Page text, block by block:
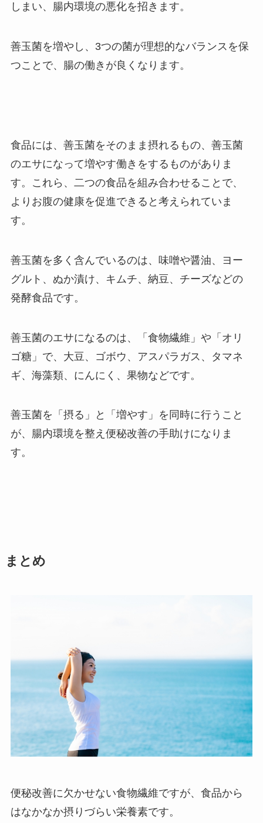
しまい、腸内環境の悪化を招きます。
善玉菌を増やし、3つの菌が理想的なバランスを保
つことで、腸の働きが良くなります。
食品には、善玉菌をそのまま摂れるもの、善玉菌
のエサになって増やす働きをするものがありま
す。これら、二つの食品を組み合わせることで、
よりお腹の健康を促進できると考えられていま
す。
善玉菌を多く含んでいるのは、味噌や醤油、ヨー
グルト、ぬか漬け、キムチ、納豆、チーズなどの
発酵食品です。
善玉菌のエサになるのは、「食物繊維」や「オリ
ゴ糖」で、大豆、ゴボウ、アスパラガス、タマネ
ギ、海藻類、にんにく、果物などです。
善玉菌を「摂る」と「増やす」を同時に行うこと
が、腸内環境を整え便秘改善の手助けになりま
す。
まとめ
便秘改善に欠かせない食物繊維ですが、食品から
はなかなか摂りづらい栄養素です。